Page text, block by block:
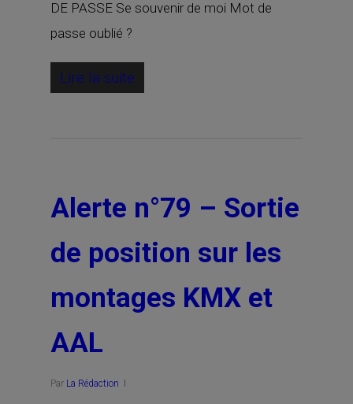
DE PASSE Se souvenir de moi Mot de
passe oublié ?
Lire la suite
Alerte n°79 – Sortie
de position sur les
montages KMX et
AAL
Par La Rédaction